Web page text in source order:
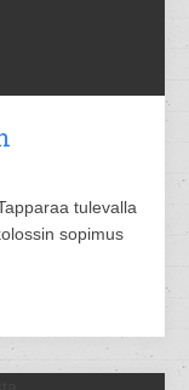
tulevalla
sopimus